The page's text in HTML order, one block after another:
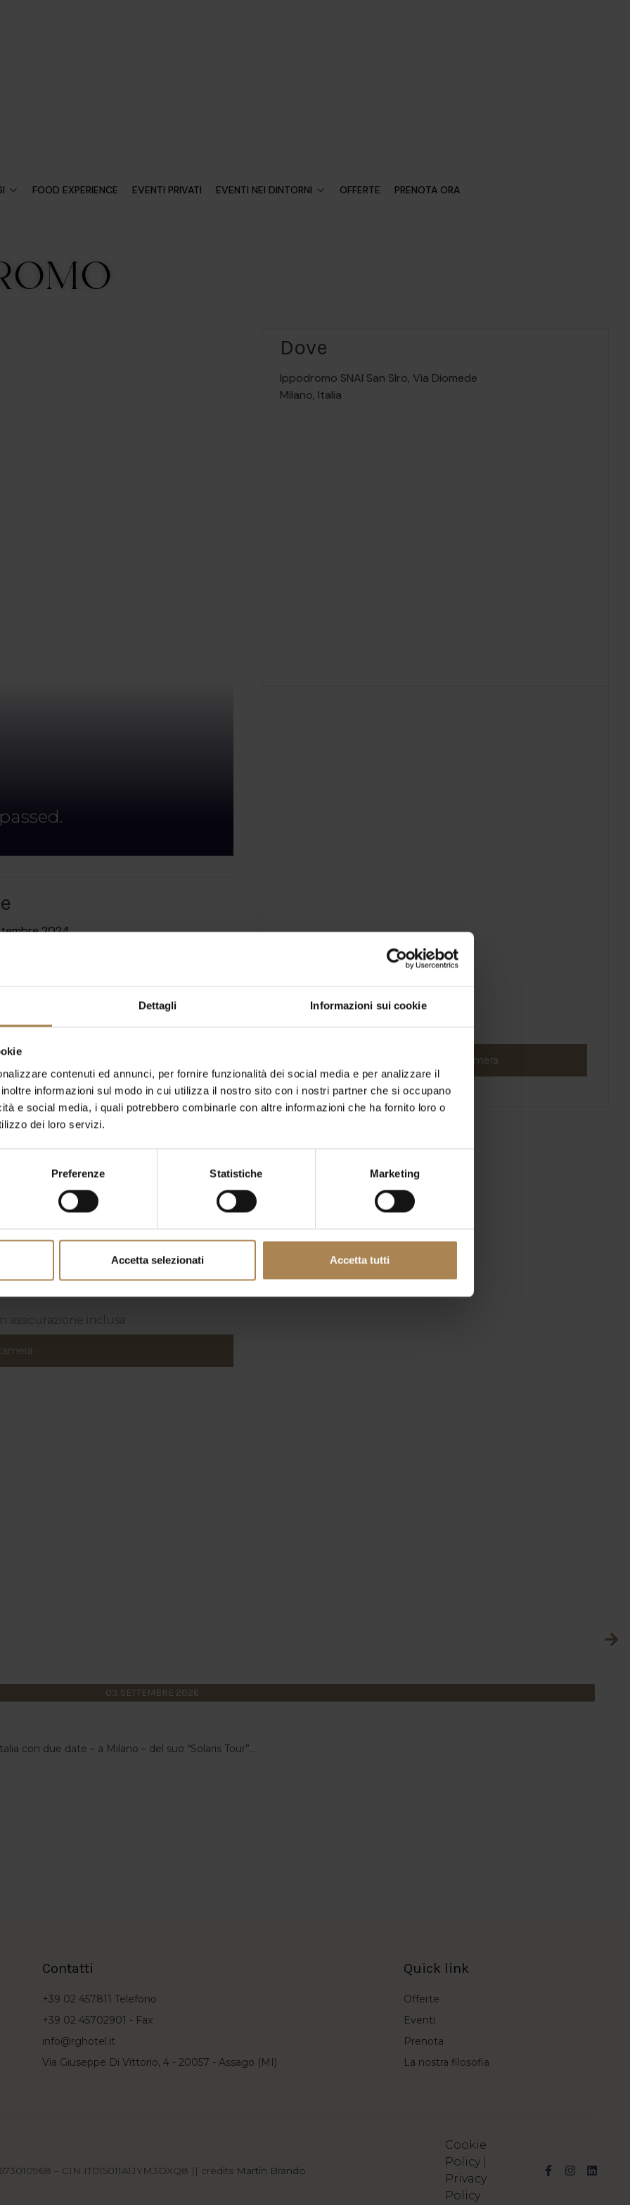
Dettagli Informazioni sui cookie
contenuti ed annunci, per fornire funzionalità dei social media e per analizzare il
informazioni sul modo in cui utilizza il nostro sito con i nostri partner che si occupano
e social media, i quali potrebbero combinarle con altre informazioni che ha fornito loro o
dei loro servizi.
Preferenze Statistiche Marketing
Accetta selezionati Accetta tutti
FOOD EXPERIENCE EVENTI PRIVATI EVENTI NEI DINTORNI OFFERTE PRENOTA ORA
2024
per una serata di sicura emozione.
SNAI San Siro di Via Diomede
in Metropolitana.
per il tuo evento senza pensieri –
dedicata
assicurazione inclusa
Dove
Ippodromo SNAI San SIro, Via Diomede
Milano, Italia
Prenota ora la tua camera
03 SETTEMBRE 2026
con due date – a Milano – del suo “Solaris Tour”...
Contatti
+39 02 457811Telefono
+39 02 45702901 - Fax
info@rghotel.it
Via Giuseppe Di Vittorio, 4 - 20057 - Assago (MI)
Quick link
Offerte
Eventi
Prenota
La nostra filosofia
– CIN IT015011A1JYM3DXQ8 || credits Martin Brando
Cookie
Policy
Privacy
Policy